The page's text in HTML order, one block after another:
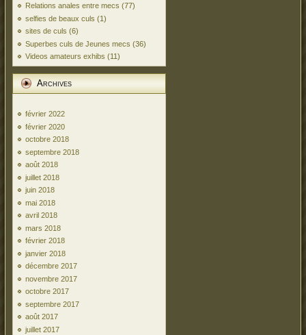
Relations anales entre mecs (77)
selfies de beaux culs (1)
sites de culs (6)
Superbes culs de Jeunes mecs (36)
Videos amateurs exhibs (11)
Archives
février 2022
février 2020
octobre 2018
septembre 2018
août 2018
juillet 2018
juin 2018
mai 2018
avril 2018
mars 2018
février 2018
janvier 2018
décembre 2017
novembre 2017
octobre 2017
septembre 2017
août 2017
juillet 2017